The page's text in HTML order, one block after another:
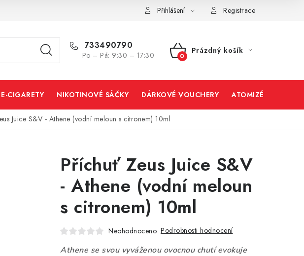
Přihlášení Registrace
733490790
Po – Pá: 9:30 – 17:30
NÁKUPNÍ
Prázdný košík
E-CIGARETY NIKOTINOVÉ SÁČKY DÁRKOVÉ VOUCHERY ATOMIZÉRY A
Juice S&V - Athene (vodní meloun s citronem) 10ml
Příchuť Zeus Juice S&V
- Athene (vodní meloun
s citronem) 10ml
Neohodnoceno Podrobnosti hodnocení
Athene se svou vyváženou ovocnou chutí evokuje